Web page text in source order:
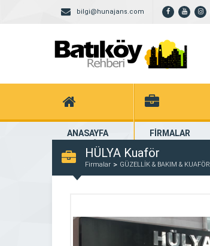
bilgi@hunajans.com
ANASAYFA
Ana Sayfa
FİRMALAR
Kayıtlı Firmalar
HÜLYA Kuaför
Firmalar GÜZELLİK & BAKIM & KUAFÖR